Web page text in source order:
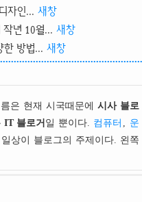
자인... 새창
작년 10월... 새창
한 방법... 새창
은 현재 시국때문에 시사 블로
IT 블로거 일 뿐이다. 컴퓨터 , 운
상이 블로그의 주제이다. 왼쪽